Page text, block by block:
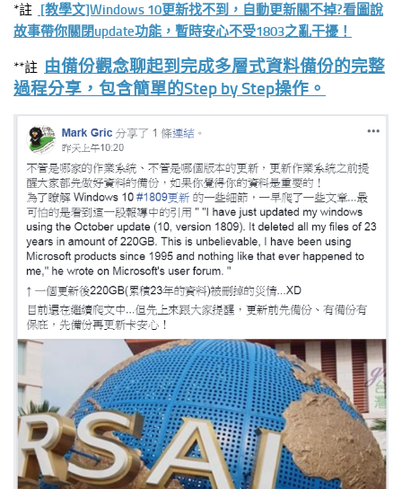
*註
[教學文]Windows 10更新找不到，自動更新關不掉?看圖說
故事帶你關閉update功能，暫時安心不受1803之亂干擾！
**註 由備份觀念聊起到完成多層式資料備份的完整
過程分享，包含簡單的Step by Step操作。